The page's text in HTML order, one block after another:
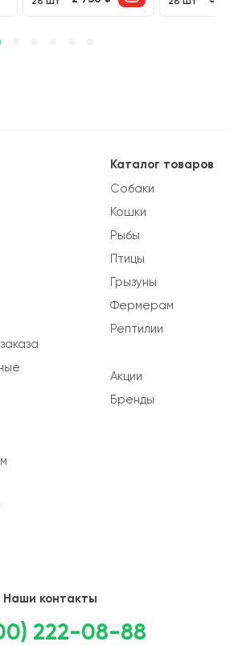
Каталог товаров
Собаки
Кошки
Рыбы
Птицы
Грызуны
Фермерам
Рептилии
Акции
Бренды
Наши контакты
222-08-88